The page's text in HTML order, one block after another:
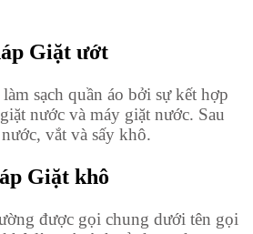
Giặt ướt
sạch quần áo bởi sự kết hợp
nước và máy giặt nước. Sau
vắt và sấy khô.
Giặt khô
được gọi chung dưới tên gọi